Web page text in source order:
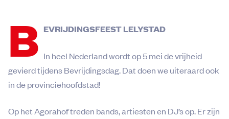
B EVRIJDINGSFEEST LELYSTAD
In heel Nederland wordt op 5 mei de vrijheid
gevierd tijdens Bevrijdingsdag. Dat doen we uiteraard ook
in de provinciehoofdstad!
Op het Agorahof treden bands, artiesten en DJ’s op. Er zijn